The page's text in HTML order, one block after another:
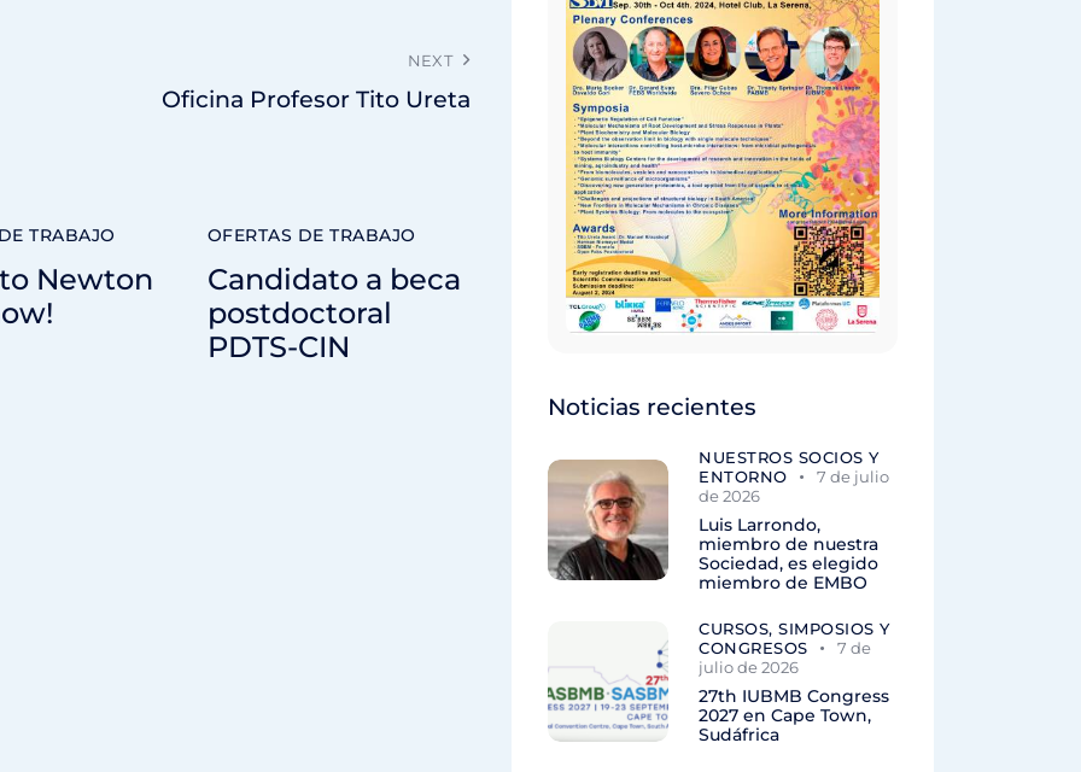
NEXT
Oficina Profesor Tito Ureta
TRABAJO
Newton
OFERTAS DE TRABAJO
Candidato a beca
postdoctoral
PDTS-CIN
Noticias recientes
NUESTROS SOCIOS Y
ENTORNO
7 de julio
de 2026
Luis Larrondo,
miembro de nuestra
Sociedad, es elegido
miembro de EMBO
CURSOS, SIMPOSIOS Y
CONGRESOS
7 de
julio de 2026
27th IUBMB Congress
2027 en Cape Town,
Sudáfrica